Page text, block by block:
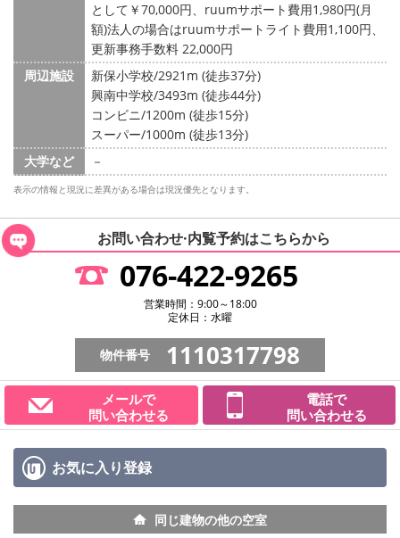
として￥70,000円、ruumサポート費用1,980円(月
額)法人の場合はruumサポートライト費用1,100円、
更新事務手数料 22,000円
周辺施設
新保小学校/2921m (徒歩37分)
興南中学校/3493m (徒歩44分)
コンビニ/1200m (徒歩15分)
スーパー/1000m (徒歩13分)
大学など
－
表示の情報と現況に差異がある場合は現況優先となります。
お問い合わせ·内覧予約はこちらから
076-422-9265
営業時間：9:00～18:00
定休日：水曜
物件番号 1110317798
メールで
問い合わせる
電話で
問い合わせる
お気に入り登録
同じ建物の他の空室